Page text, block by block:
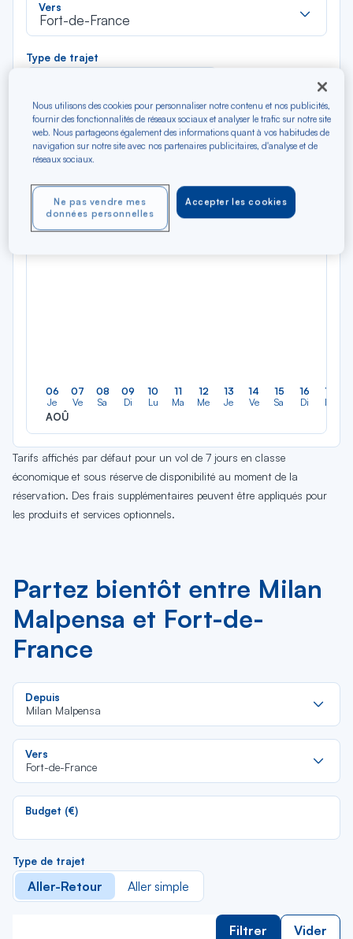
Vers
Fort-de-France
Type de trajet
Filtrer Vider
Précédent
N/A*
Aller / Retour — Économique
06
Je
AOÛ
07
Ve
08
Sa
09
Di
10
Lu
11
Ma
12
Me
13
Je
14
Ve
15
Sa
16
Di
17
Lu
Tarifs affichés par défaut pour un vol de 7 jours en classe
économique et sous réserve de disponibilité au moment de la
réservation. Des frais supplémentaires peuvent être appliqués pour
les produits et services optionnels.
Partez bientôt entre Milan
Malpensa et Fort-de-
France
Depuis
Milan Malpensa
Vers
Fort-de-France
Budget (€)
Type de trajet
Aller-Retour Aller simple
Filtrer Vider
Nous utilisons des cookies pour personnaliser notre contenu et nos publicités,
fournir des fonctionnalités de réseaux sociaux et analyser le trafic sur notre site
web. Nous partageons également des informations quant à vos habitudes de
navigation sur notre site avec nos partenaires publicitaires, d'analyse et de
réseaux sociaux.
Accepter les cookies
Ne pas vendre mes
données personnelles